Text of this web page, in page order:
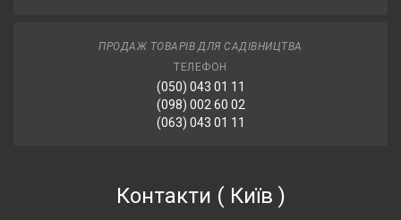
ПРОДАЖ ТОВАРІВ ДЛЯ САДІВНИЦТВА
ТЕЛЕФОН
(050) 043 01 11
(098) 002 60 02
(063) 043 01 11
Контакти ( Київ )